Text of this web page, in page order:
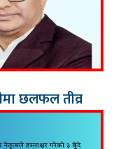
छलफल तीव्र